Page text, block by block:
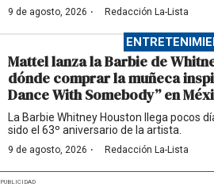
9 de agosto, 2026 · Redacción La-Lista
Mattel lanza la Barbie de
dónde comprar la muñeca
Dance With Somebody” en
La Barbie Whitney Houston llega pocos
sido el 63º aniversario de la artista.
9 de agosto, 2026 · Redacción La-Lista
PUBLICIDAD